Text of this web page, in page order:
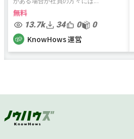
無料
13.7k 34 0 0
KnowHows 運営